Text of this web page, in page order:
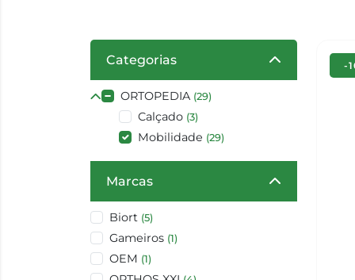
Categorias
ORTOPEDIA (29)
Calçado (3)
Mobilidade (29)
Marcas
Biort (5)
Gameiros (1)
OEM (1)
-